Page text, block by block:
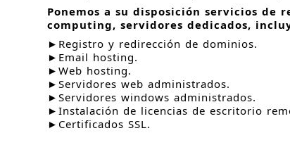
Ponemos a su disposición servicios
computing, servidores dedicados,
►Registro y redirección de dominios.
►Email hosting.
►Web hosting.
►Servidores web administrados.
►Servidores windows administrados.
►Instalación de licencias de escritorio
►Certificados SSL.